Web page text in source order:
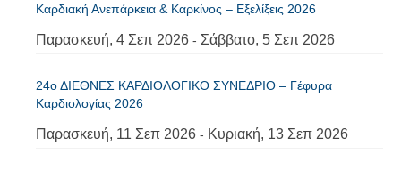
Καρδιακή Ανεπάρκεια & Καρκίνος – Εξελίξεις 2026
Παρασκευή, 4 Σεπ 2026 - Σάββατο, 5 Σεπ 2026
24ο ΔΙΕΘΝΕΣ ΚΑΡΔΙΟΛΟΓΙΚΟ ΣΥΝΕΔΡΙΟ – Γέφυρα
Καρδιολογίας 2026
Παρασκευή, 11 Σεπ 2026 - Κυριακή, 13 Σεπ 2026